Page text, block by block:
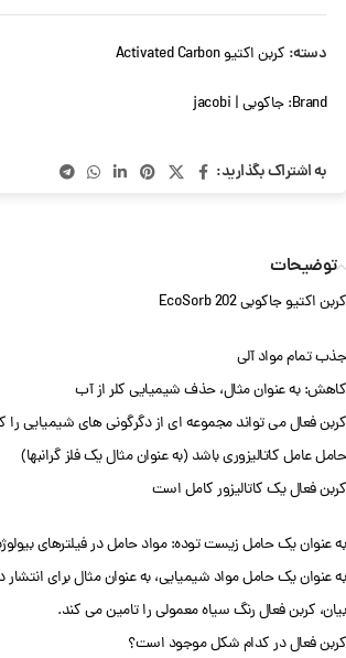
دسته: کربن اکتیو Activated Carbon
Brand: جاکوبی | jacobi
به اشتراک بگذارید:
توضیحات
کربن اکتیو جاکوبی EcoSorb 202
جذب تمام مواد آلی
کاهش: به عنوان مثال، حذف شیمیایی کلر از آب
کربن فعال می تواند مجموعه ای از دگرگونی های شیمیایی را
حامل عامل کاتالیزوری باشد (به عنوان مثال یک فلز گرانبها)
کربن فعال یک کاتالیزور کامل است
به عنوان یک حامل زیست توده: مواد حامل در فیلترهای
به عنوان یک حامل مواد شیمیایی، به عنوان مثال برای انتشار
بیان، کربن فعال رنگ سیاه معمولی را تامین می کند.
کربن فعال در کدام شکل موجود است؟